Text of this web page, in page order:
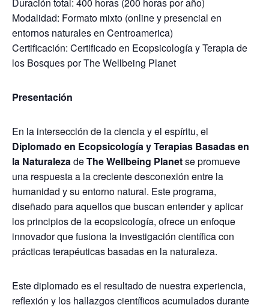
Modalidad: Formato mixto (online y presencial en
entornos naturales en Centroamerica)
Certificación: Certificado en Ecopsicología y Terapia de
los Bosques por The Wellbeing Planet
Presentación
En la intersección de la ciencia y el espíritu, el
Diplomado en Ecopsicología y Terapias Basadas en
la NaturalezadeThe Wellbeing Planetse promueve
una respuesta a la creciente desconexión entre la
humanidad y su entorno natural. Este programa,
diseñado para aquellos que buscan entender y aplicar
los principios de la ecopsicología, ofrece un enfoque
innovador que fusiona la investigación científica con
prácticas terapéuticas basadas en la naturaleza.
Este diplomado es el resultado de nuestra experiencia,
reflexión y los hallazgos científicos acumulados durante